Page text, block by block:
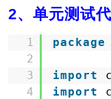
2、单元测试代
1
2
3
4
package
import
import